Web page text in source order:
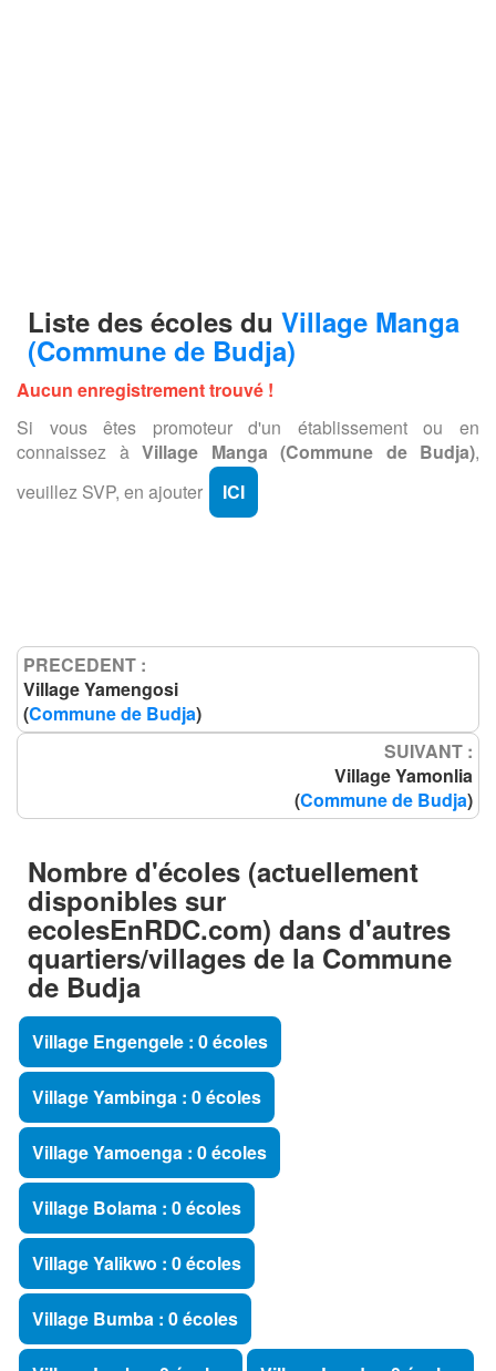
Liste des écoles du Village Manga
(Commune de Budja)
Aucun enregistrement trouvé !
Si vous êtes promoteur d'un établissement ou en
connaissez à Village Manga (Commune de Budja),
veuillez SVP, en ajouter
ICI
PRECEDENT :
Village Yamengosi
(Commune de Budja)
SUIVANT :
Village Yamonlia
(Commune de Budja)
Nombre d'écoles (actuellement
disponibles sur
ecolesEnRDC.com) dans d'autres
quartiers/villages de la Commune
de Budja
Village Engengele : 0 écoles
Village Yambinga : 0 écoles
Village Yamoenga : 0 écoles
Village Bolama : 0 écoles
Village Yalikwo : 0 écoles
Village Bumba : 0 écoles